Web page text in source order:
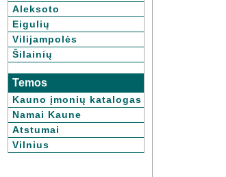
Aleksoto
Eigulių
Vilijampolės
Šilainių
Temos
Kauno įmonių katalogas
Namai Kaune
Atstumai
Vilnius